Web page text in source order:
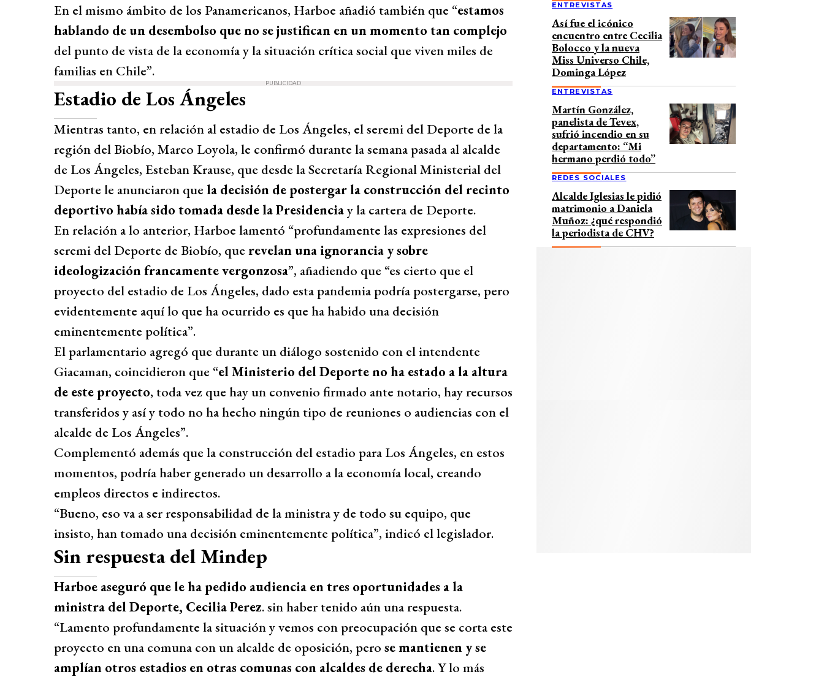
En el mismo ámbito de los Panamericanos, Harboe añadió también que “estamos
hablando de un desembolso que no se justifican en un momento tan complejo
del punto de vista de la economía y la situación crítica social que viven miles de
familias en Chile”.
PUBLICIDAD
Estadio de Los Ángeles
Mientras tanto, en relación al estadio de Los Ángeles, el seremi del Deporte de la
región del Biobío, Marco Loyola, le confirmó durante la semana pasada al alcalde
de Los Ángeles, Esteban Krause, que desde la Secretaría Regional Ministerial del
Deporte le anunciaron que la decisión de postergar la construcción del recinto
deportivo había sido tomada desde la Presidenciay la cartera de Deporte.
En relación a lo anterior, Harboe lamentó “profundamente las expresiones del
seremi del Deporte de Biobío, que revelan una ignorancia y sobre
ideologización francamente vergonzosa”, añadiendo que “es cierto que el
proyecto del estadio de Los Ángeles, dado esta pandemia podría postergarse, pero
evidentemente aquí lo que ha ocurrido es que ha habido una decisión
eminentemente política”.
El parlamentario agregó que durante un diálogo sostenido con el intendente
Giacaman, coincidieron que “el Ministerio del Deporte no ha estado a la altura
de este proyecto, toda vez que hay un convenio firmado ante notario, hay recursos
transferidos y así y todo no ha hecho ningún tipo de reuniones o audiencias con el
alcalde de Los Ángeles”.
Complementó además que la construcción del estadio para Los Ángeles, en estos
momentos, podría haber generado un desarrollo a la economía local, creando
empleos directos e indirectos.
“Bueno, eso va a ser responsabilidad de la ministra y de todo su equipo, que
insisto, han tomado una decisión eminentemente política”, indicó el legislador.
Sin respuesta del Mindep
Harboe aseguró que le ha pedido audiencia en tres oportunidades a la
ministra del Deporte, Cecilia Perez. sin haber tenido aún una respuesta.
“Lamento profundamente la situación y vemos con preocupación que se corta este
proyecto en una comuna con un alcalde de oposición, pero se mantienen y se
amplían otros estadios en otras comunas con alcaldes de derecha. Y lo más
ENTREVISTAS
Así fue el icónico
encuentro entre Cecilia
Bolocco y la nueva
Miss Universo Chile,
Dominga López
ENTREVISTAS
Martín González,
panelista de Tevex,
sufrió incendio en su
departamento: “Mi
hermano perdió todo”
REDES SOCIALES
Alcalde Iglesias le pidió
matrimonio a Daniela
Muñoz: ¿qué respondió
la periodista de CHV?